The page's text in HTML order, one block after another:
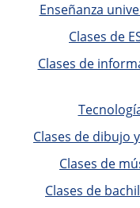
Enseñanza
Clases de
Clases de
Clases de dibujo
Clases de
Clases de